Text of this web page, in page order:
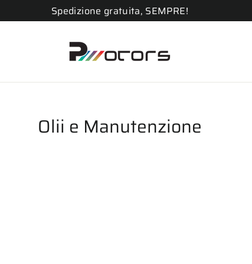
Spedizione gratuita, SEMPRE!
Olii e Manutenzione